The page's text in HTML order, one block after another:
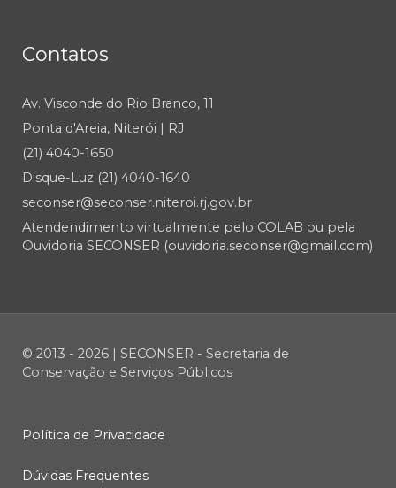
Contatos
Av. Visconde do Rio Branco, 11
Ponta d'Areia, Niterói | RJ
(21) 4040-1650
Disque-Luz (21) 4040-1640
seconser@seconser.niteroi.rj.gov.br
Atendendimento virtualmente pelo COLAB ou pela
Ouvidoria SECONSER (ouvidoria.seconser@gmail.com)
© 2013 - 2026 | SECONSER - Secretaria de
Conservação e Serviços Públicos
Política de Privacidade
Dúvidas Frequentes